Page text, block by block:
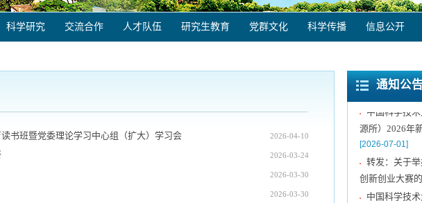
科学研究 交流合作 人才队伍 研究生教育 党群文化 科学传播 信息公开
2026-04-10
书班暨党委理论学习中心组（扩大）学习会
2026-03-24
2026-03-30
2026-03-30
通知公
中国科学院
创新创业大赛
[2026-07-09]
源所）2026年
[2026-07-01]
转发：关于
创新创业大赛
中国科学技